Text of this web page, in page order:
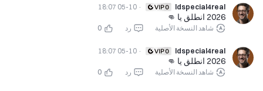
Idspecial4real
·
05-10 18:07
2026 انطلق يا 👊
شاهد النسخة الأصلية رد 0
Idspecial4real
·
05-10 18:07
2026 انطلق يا 👊
شاهد النسخة الأصلية رد 0